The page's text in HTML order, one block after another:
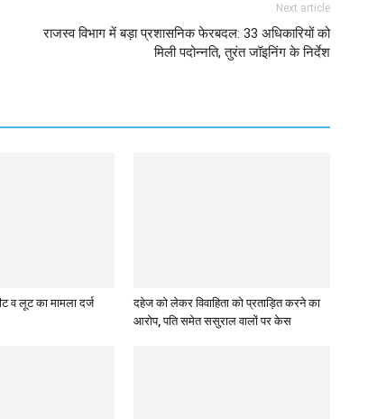
Next article
राजस्व विभाग में बड़ा प्रशासनिक फेरबदल: 33 अधिकारियों को
मिली पदोन्नति, तुरंत जॉइनिंग के निर्देश
व लूट का मामला दर्ज
दहेज को लेकर विवाहिता को प्रताड़ित करने का
आरोप, पति समेत ससुराल वालों पर केस